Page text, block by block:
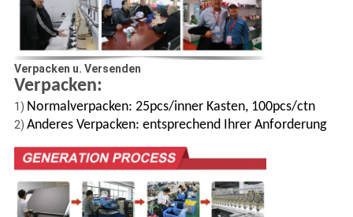
Verpacken u. Versenden
Verpacken:
1) Normalverpacken: 25pcs/inner Kasten, 100pcs/ctn
2) Anderes Verpacken: entsprechend Ihrer Anforderung